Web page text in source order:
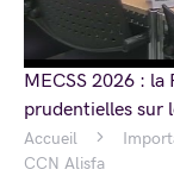
Accueil
CCN Alisfa
MECSS 2026 : la
prudentielles sur